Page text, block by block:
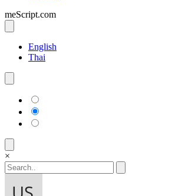
meScript.com
English
Thai
×